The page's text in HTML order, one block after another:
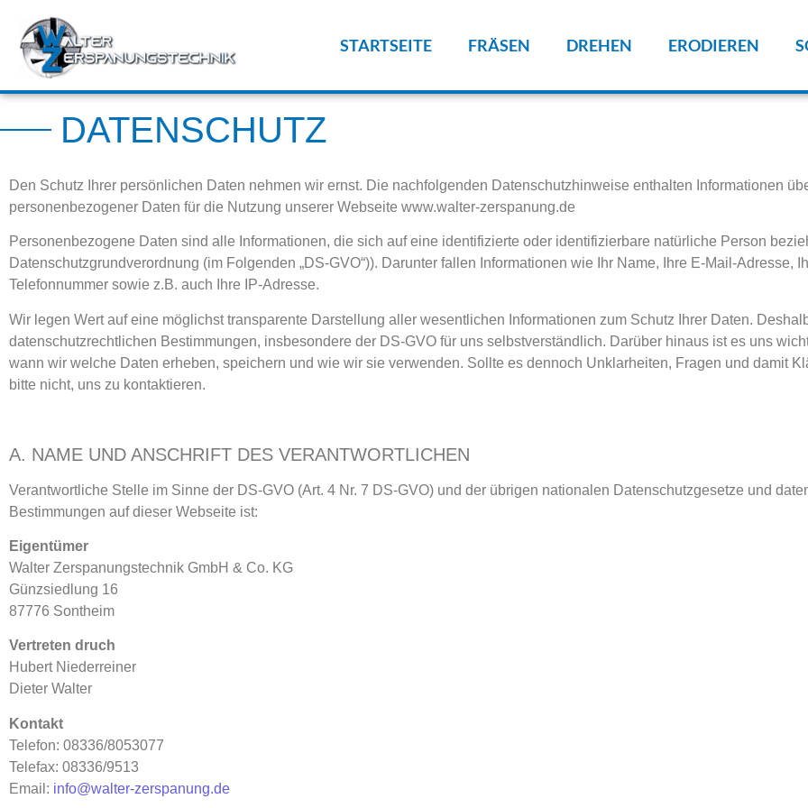
STARTSEITE FRÄSEN DREHEN ERODIEREN
DATENSCHUTZ
Den Schutz Ihrer persönlichen Daten nehmen wir ernst. Die nachfolgenden Datenschutzhinweise enthalten Informationen
personenbezogener Daten für die Nutzung unserer Webseite www.walter-zerspanung.de
Personenbezogene Daten sind alle Informationen, die sich auf eine identifizierte oder identifizierbare natürliche Person
Datenschutzgrundverordnung (im Folgenden „DS-GVO“)). Darunter fallen Informationen wie Ihr Name, Ihre E-Mail-Adresse,
Telefonnummer sowie z.B. auch Ihre IP-Adresse.
Wir legen Wert auf eine möglichst transparente Darstellung aller wesentlichen Informationen zum Schutz Ihrer Daten.
datenschutzrechtlichen Bestimmungen, insbesondere der DS-GVO für uns selbstverständlich. Darüber hinaus ist es uns
wann wir welche Daten erheben, speichern und wie wir sie verwenden. Sollte es dennoch Unklarheiten, Fragen und damit
bitte nicht, uns zu kontaktieren.
A. NAME UND ANSCHRIFT DES VERANTWORTLICHEN
Verantwortliche Stelle im Sinne der DS-GVO (Art. 4 Nr. 7 DS-GVO) und der übrigen nationalen Datenschutzgesetze und
Bestimmungen auf dieser Webseite ist:
Eigentümer
Walter Zerspanungstechnik GmbH & Co. KG
Günzsiedlung 16
87776 Sontheim
Vertreten druch
Hubert Niederreiner
Dieter Walter
Kontakt
Telefon: 08336/8053077
Telefax: 08336/9513
Email: info@walter-zerspanung.de